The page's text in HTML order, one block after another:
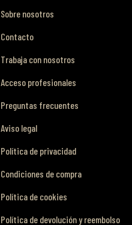
Sobre nosotros
Contacto
Trabaja con nosotros
Acceso profesionales
Preguntas frecuentes
Aviso legal
Política de privacidad
Condiciones de compra
Política de cookies
Política de devolución y reembolso